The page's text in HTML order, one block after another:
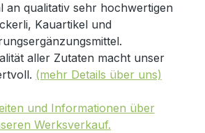
an qualitativ sehr hochwertigen
Kauartikel und
aller Zutaten macht unser
(mehr Details über uns)
und Informationen über
Werksverkauf.